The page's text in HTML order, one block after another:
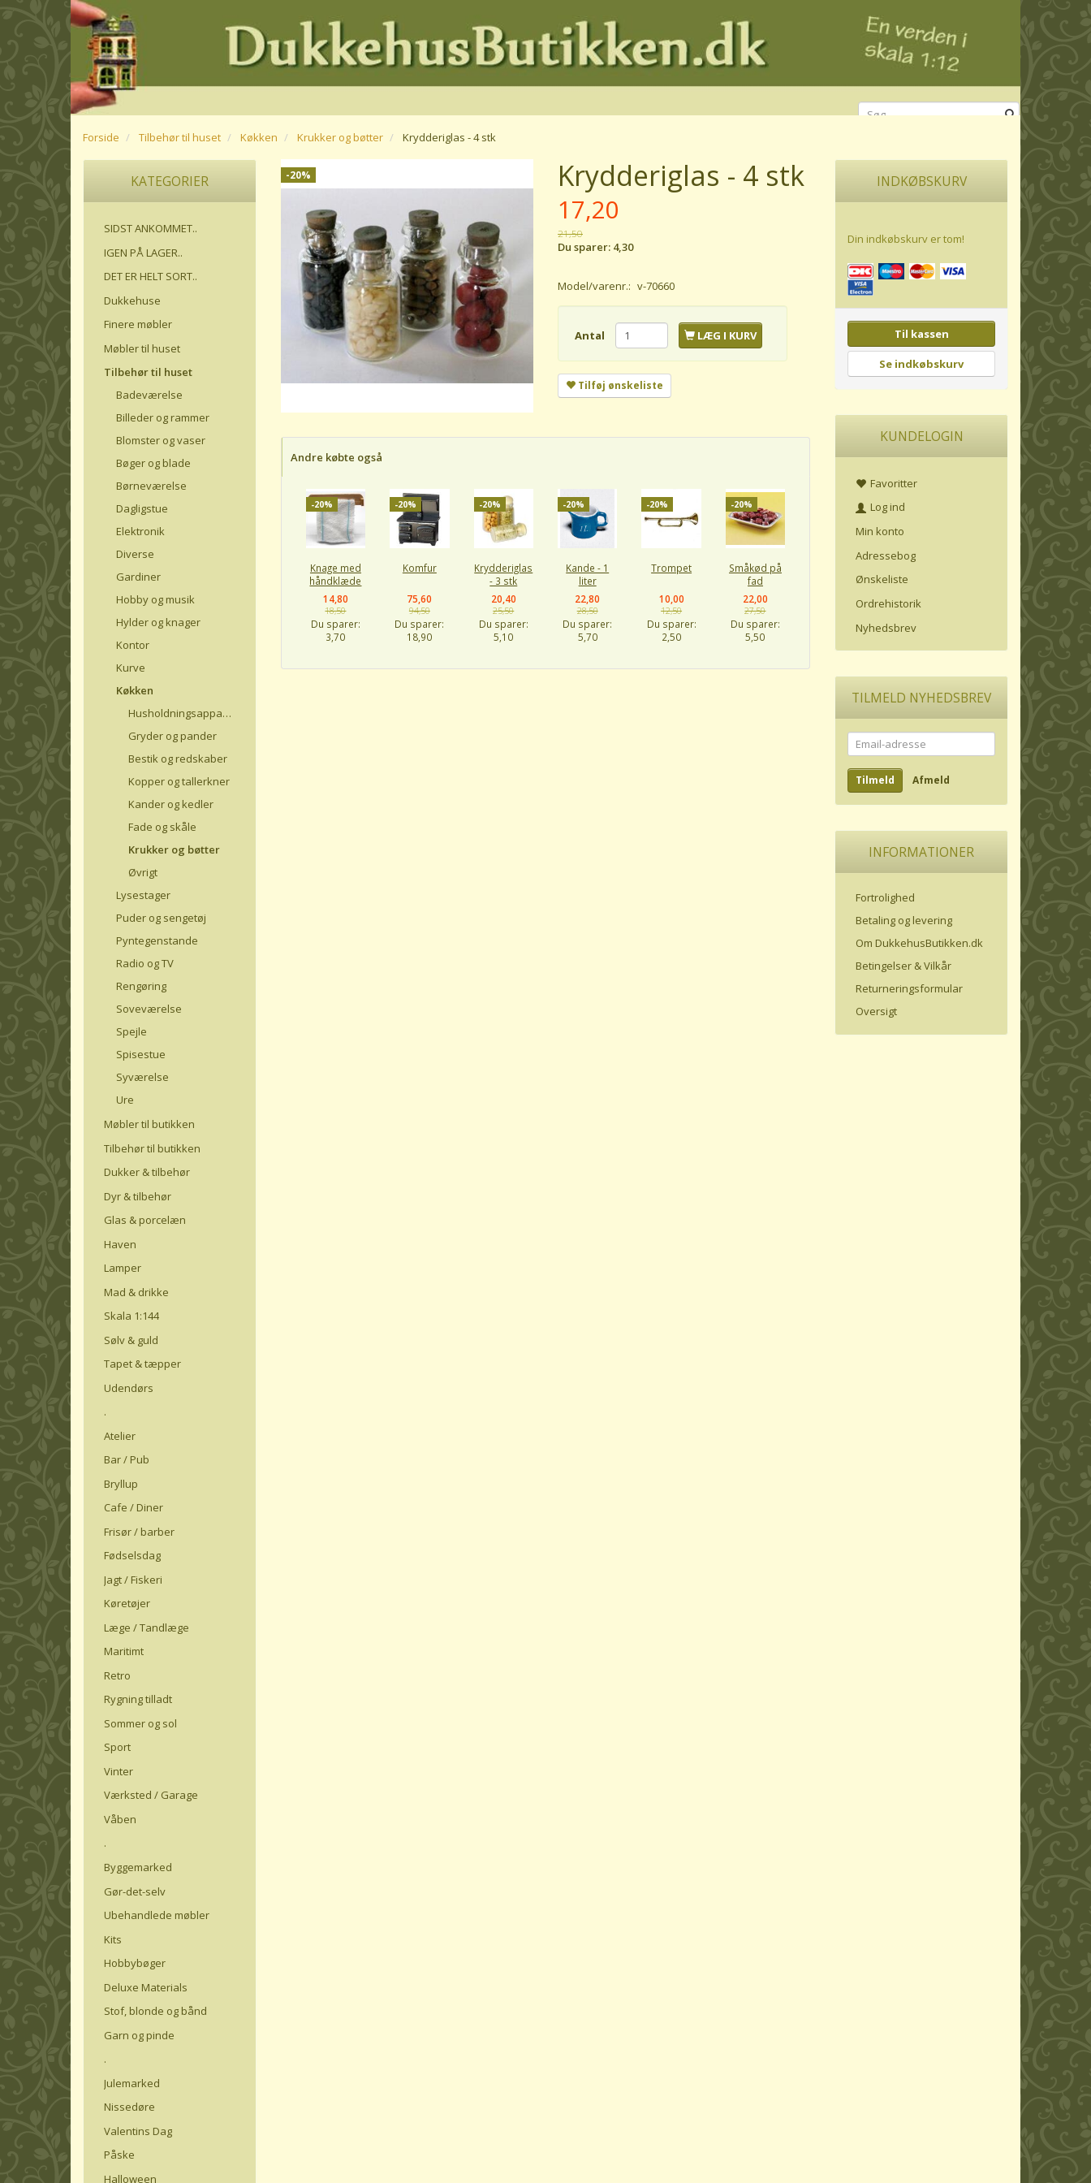
Forside Tilbehør til huset Køkken Krukker og bøtter Krydderiglas - 4 stk
KATEGORIER
SIDST ANKOMMET..
IGEN PÅ LAGER..
DET ER HELT SORT..
Dukkehuse
Finere møbler
Møbler til huset
Tilbehør til huset
Badeværelse
Billeder og rammer
Blomster og vaser
Bøger og blade
Børneværelse
Dagligstue
Elektronik
Diverse
Gardiner
Hobby og musik
Hylder og knager
Kontor
Kurve
Køkken
Husholdningsapparater
Gryder og pander
Bestik og redskaber
Kopper og tallerkner
Kander og kedler
Fade og skåle
Krukker og bøtter
Øvrigt
Lysestager
Puder og sengetøj
Pyntegenstande
Radio og TV
Rengøring
Soveværelse
Spejle
Spisestue
Syværelse
Ure
Møbler til butikken
Tilbehør til butikken
Dukker & tilbehør
Dyr & tilbehør
Glas & porcelæn
Haven
Lamper
Mad & drikke
Skala 1:144
Sølv & guld
Tapet & tæpper
Udendørs
.
Atelier
Bar / Pub
Bryllup
Cafe / Diner
Frisør / barber
Fødselsdag
Jagt / Fiskeri
Køretøjer
Læge / Tandlæge
Maritimt
Retro
Rygning tilladt
Sommer og sol
Sport
Vinter
Værksted / Garage
Våben
.
Byggemarked
Gør-det-selv
Ubehandlede møbler
Kits
Hobbybøger
Deluxe Materials
Stof, blonde og bånd
Garn og pinde
.
Julemarked
Nissedøre
Valentins Dag
Påske
Halloween
-20% Krydderiglas - 4 stk
17,20
21,50
Du sparer: 4,30
Model/varenr.: v-70660
Antal LÆG I KURV
Tilføj ønskeliste
Andre købte også
-20%
Knage med
håndklæde
14,80
18,50
Du sparer:
3,70
-20%
Komfur
75,60
94,50
Du sparer:
18,90
-20%
Krydderiglas
- 3 stk
20,40
25,50
Du sparer:
5,10
-20%
Kande - 1
liter
22,80
28,50
Du sparer:
5,70
-20%
Trompet
10,00
12,50
Du sparer:
2,50
-20%
Småkød på
fad
22,00
27,50
Du sparer:
5,50
INDKØBSKURV
Din indkøbskurv er tom!
Til kassen
Se indkøbskurv
KUNDELOGIN
Favoritter
Log ind
Min konto
Adressebog
Ønskeliste
Ordrehistorik
Nyhedsbrev
TILMELD NYHEDSBREV
Email-
adresse
Tilmeld Afmeld
INFORMATIONER
Fortrolighed
Betaling og levering
Om DukkehusButikken.dk
Betingelser & Vilkår
Returneringsformular
Oversigt